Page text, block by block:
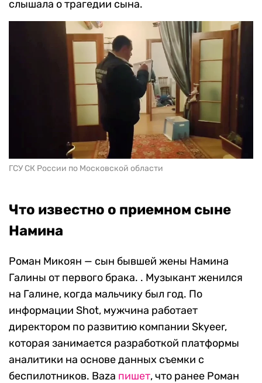
слышала о трагедии сына.
ГСУ СК России по Московской области
Что известно о приемном сыне
Намина
Роман Микоян — сын бывшей жены Намина
Галины от первого брака. . Музыкант женился
на Галине, когда мальчику был год. По
информации Shot, мужчина работает
директором по развитию компании Skyeer,
которая занимается разработкой платформы
аналитики на основе данных съемки с
беспилотников. Baza пишет, что ранее Роман